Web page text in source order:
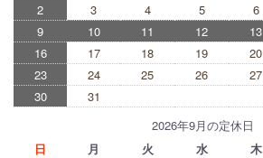
2
3 4 5 6
9
10 11 12 13
16
17 18 19 20
23
24 25 26 27
30
31
2026年9月の定休日
日
月 火 水 木